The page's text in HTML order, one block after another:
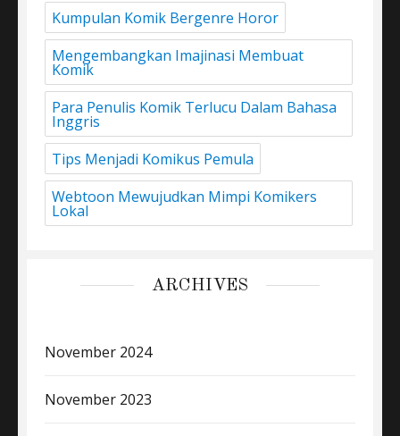
Kumpulan Komik Bergenre Horor
Mengembangkan Imajinasi Membuat
Komik
Para Penulis Komik Terlucu Dalam Bahasa
Inggris
Tips Menjadi Komikus Pemula
Webtoon Mewujudkan Mimpi Komikers
Lokal
ARCHIVES
November 2024
November 2023